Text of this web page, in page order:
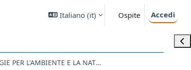
Italiano ‎(it)‎ Ospite Accedi
SM40 - SCIENZE E TECNOLOGIE PER L'AMBIENTE E LA NATURA